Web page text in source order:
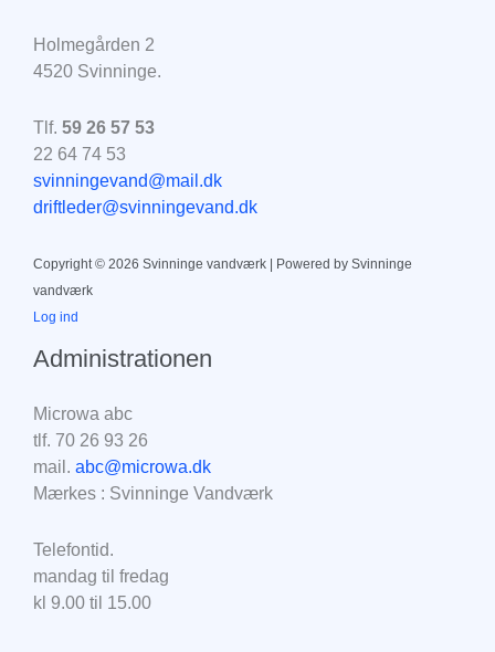
Holmegården 2
4520 Svinninge.
Tlf. 59 26 57 53
22 64 74 53
svinningevand@mail.dk
driftleder@svinningevand.dk
Copyright © 2026 Svinninge vandværk | Powered by Svinninge
vandværk
Log ind
Administrationen
Microwa abc
tlf. 70 26 93 26
mail. abc@microwa.dk
Mærkes : Svinninge Vandværk
Telefontid.
mandag til fredag
kl 9.00 til 15.00